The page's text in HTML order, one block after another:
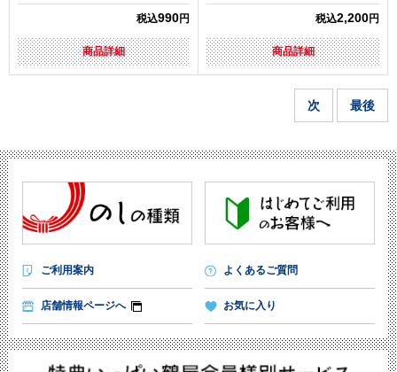
税込990円
商品詳細
税込2,200円
商品詳細
次 最後
ご利用案内 よくあるご質問
店舗情報ページへ お気に入り